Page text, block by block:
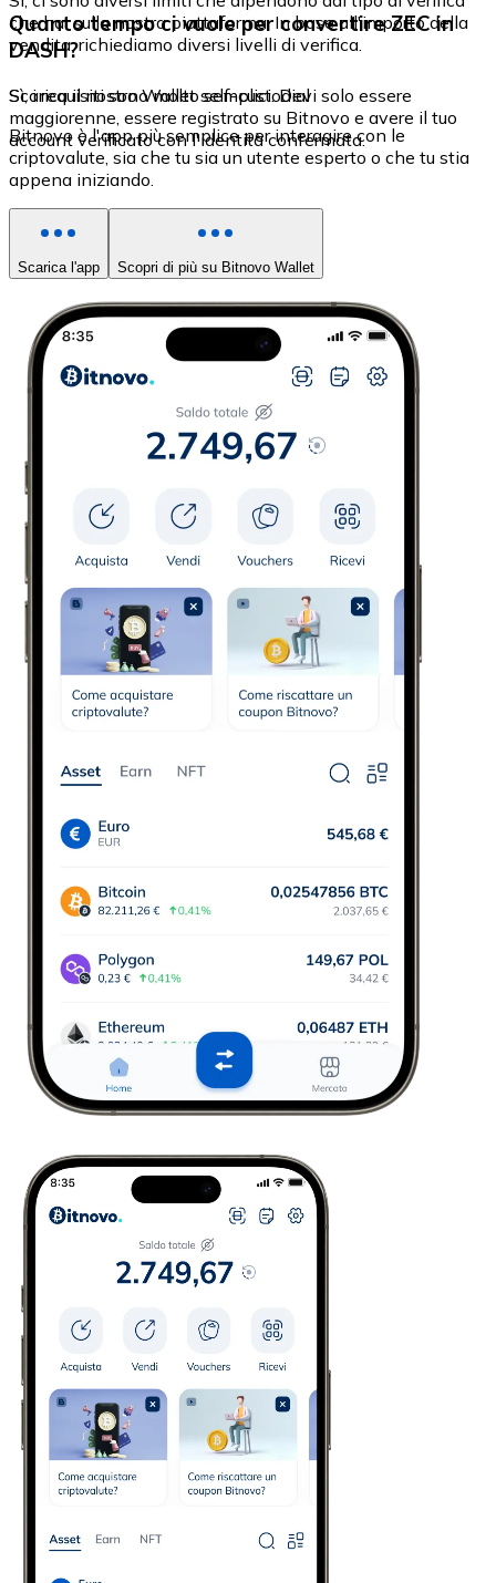
che hai sulla nostra piattaforma. In base all'importo della
vendita, richiediamo diversi livelli di verifica.
Quanto tempo ci vuole per convertire ZEC in
DASH?
Sì, i requisiti sono molto semplici. Devi solo essere
maggiorenne, essere registrato su Bitnovo e avere il tuo
account verificato con l'identità confermata.
Scarica il nostro Wallet self-custodial
Bitnovo è l'app più semplice per interagire con le
criptovalute, sia che tu sia un utente esperto o che tu stia
appena iniziando.
Scarica l'app Scopri di più su Bitnovo Wallet